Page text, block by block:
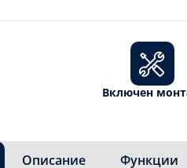
Включен
Описание Функции